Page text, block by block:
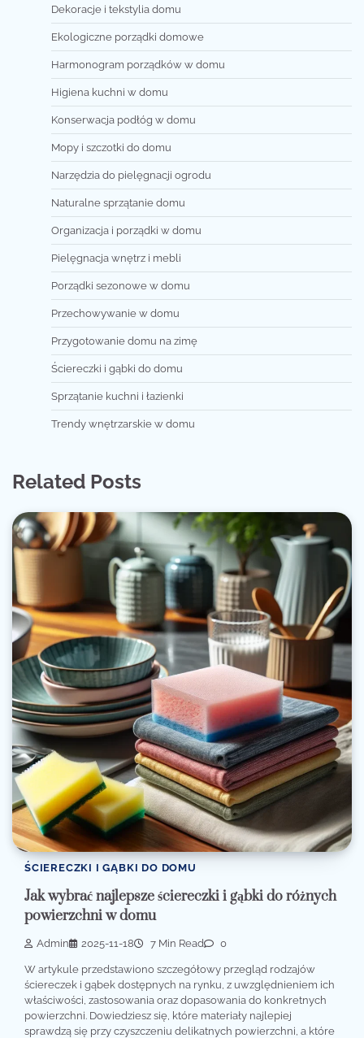
Dekoracje i tekstylia domu
Ekologiczne porządki domowe
Harmonogram porządków w domu
Higiena kuchni w domu
Konserwacja podłóg w domu
Mopy i szczotki do domu
Narzędzia do pielęgnacji ogrodu
Naturalne sprzątanie domu
Organizacja i porządki w domu
Pielęgnacja wnętrz i mebli
Porządki sezonowe w domu
Przechowywanie w domu
Przygotowanie domu na zimę
Ściereczki i gąbki do domu
Sprzątanie kuchni i łazienki
Trendy wnętrzarskie w domu
Related Posts
ŚCIERECZKI I GĄBKI DO DOMU
Jak wybrać najlepsze ściereczki i gąbki do różnych
powierzchni w domu
Admin 2025-11-18 7 Min Read 0
W artykule przedstawiono szczegółowy przegląd rodzajów
ściereczek i gąbek dostępnych na rynku, z uwzględnieniem ich
właściwości, zastosowania oraz dopasowania do konkretnych
powierzchni. Dowiedziesz się, które materiały najlepiej
sprawdzą się przy czyszczeniu delikatnych powierzchni, a które